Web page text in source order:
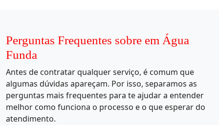
Perguntas Frequentes sobre em Água
Funda
Antes de contratar qualquer serviço, é comum que
algumas dúvidas apareçam. Por isso, separamos as
perguntas mais frequentes para te ajudar a entender
melhor como funciona o processo e o que esperar do
atendimento.